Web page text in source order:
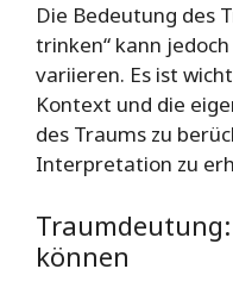
Die Bedeutung des
trinken“ kann
variieren. Es ist
Kontext und die
des Traums zu
Interpretation zu
können